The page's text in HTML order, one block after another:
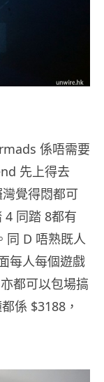
係唔需要
先上得去
覺得悶都可
同踏 8都有
同 D 唔熟既人
每人每個遊戲
都可以包場搞
係 $3188，